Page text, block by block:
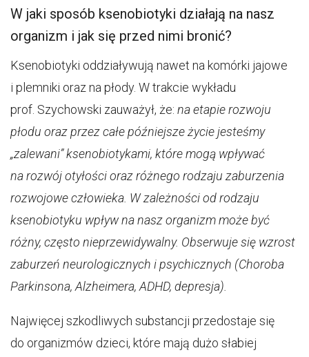
W jaki sposób ksenobiotyki działają na nasz
organizm i jak się przed nimi bronić?
Ksenobiotyki oddziaływują nawet na komórki jajowe
i plemniki oraz na płody. W trakcie wykładu
prof. Szychowski zauważył, że: na etapie rozwoju
płodu oraz przez całe późniejsze życie jesteśmy
„zalewani” ksenobiotykami, które mogą wpływać
na rozwój otyłości oraz różnego rodzaju zaburzenia
rozwojowe człowieka. W zależności od rodzaju
ksenobiotyku wpływ na nasz organizm może być
różny, często nieprzewidywalny. Obserwuje się wzrost
zaburzeń neurologicznych i psychicznych (Choroba
Parkinsona, Alzheimera, ADHD, depresja).
Najwięcej szkodliwych substancji przedostaje się
do organizmów dzieci, które mają dużo słabiej